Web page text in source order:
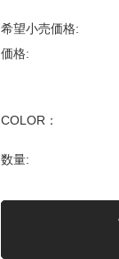
希望小売価格:
価格:
COLOR：
数量: